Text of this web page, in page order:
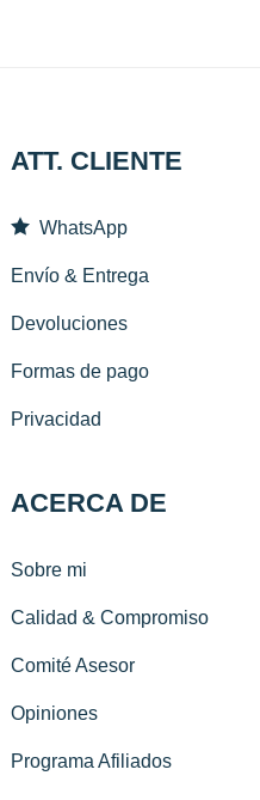
ATT. CLIENTE
WhatsApp
Envío & Entrega
Devoluciones
Formas de pago
Privacidad
ACERCA DE
Sobre mi
Calidad & Compromiso
Comité Asesor
Opiniones
Programa Afiliados